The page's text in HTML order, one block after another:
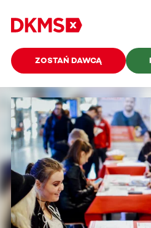
ZOSTAŃ DAWCĄ